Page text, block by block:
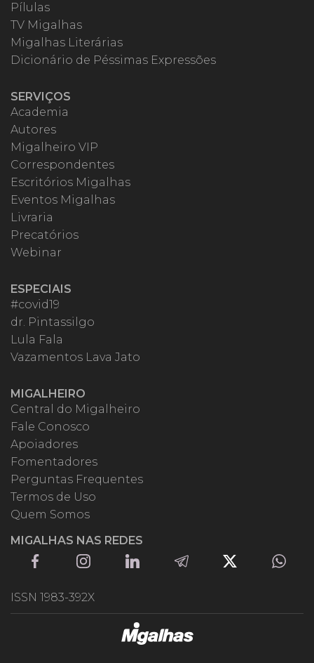
Pílulas
TV Migalhas
Migalhas Literárias
Dicionário de Péssimas Expressões
SERVIÇOS
Academia
Autores
Migalheiro VIP
Correspondentes
Escritórios Migalhas
Eventos Migalhas
Livraria
Precatórios
Webinar
ESPECIAIS
#covid19
dr. Pintassilgo
Lula Fala
Vazamentos Lava Jato
MIGALHEIRO
Central do Migalheiro
Fale Conosco
Apoiadores
Fomentadores
Perguntas Frequentes
Termos de Uso
Quem Somos
MIGALHAS NAS REDES
ISSN 1983-392X